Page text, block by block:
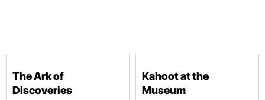
The Ark of
Discoveries
Kahoot at the
Museum